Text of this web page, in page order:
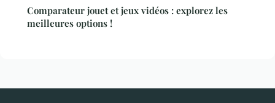
Comparateur jouet et jeux vidéos : explorez les
meilleures options !